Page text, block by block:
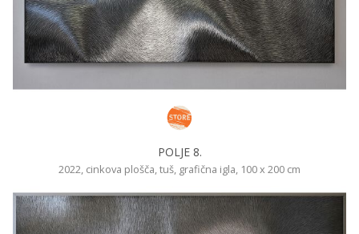
POLJE 8.
2022, cinkova plošča, tuš, grafična igla, 100 x 200 cm